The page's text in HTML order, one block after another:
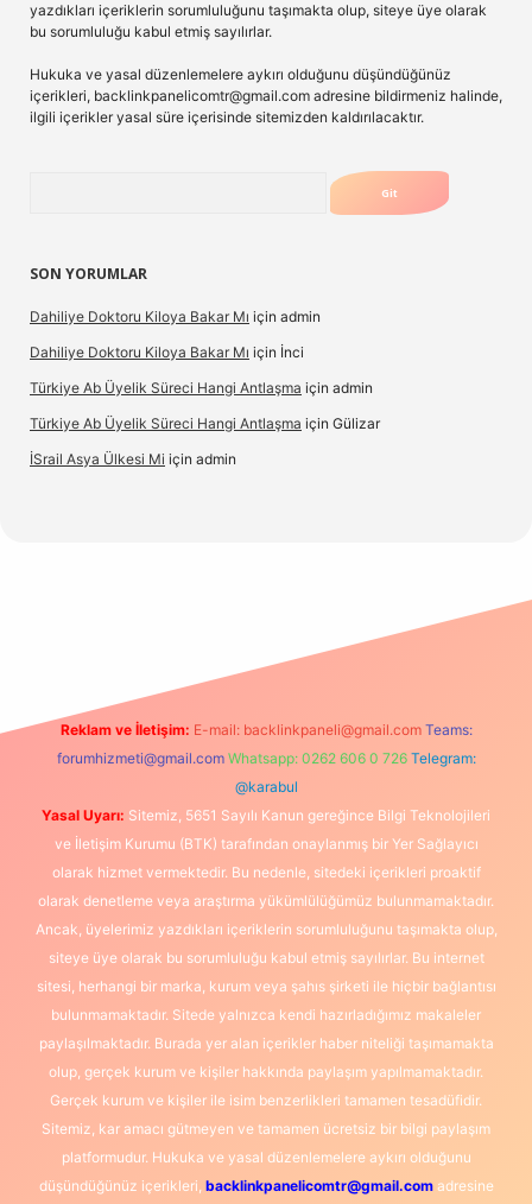
yazdıkları içeriklerin sorumluluğunu taşımakta olup, siteye üye olarak
bu sorumluluğu kabul etmiş sayılırlar.
Hukuka ve yasal düzenlemelere aykırı olduğunu düşündüğünüz
içerikleri, backlinkpanelicomtr@gmail.com adresine bildirmeniz halinde,
ilgili içerikler yasal süre içerisinde sitemizden kaldırılacaktır.
SON YORUMLAR
Dahiliye Doktoru Kiloya Bakar Mı için admin
Dahiliye Doktoru Kiloya Bakar Mı için İnci
Türkiye Ab Üyelik Süreci Hangi Antlaşma için admin
Türkiye Ab Üyelik Süreci Hangi Antlaşma için Gülizar
İSrail Asya Ülkesi Mi için admin
Reklam ve İletişim: E-mail: backlinkpaneli@gmail.com Teams:
forumhizmeti@gmail.com Whatsapp: 0262 606 0 726 Telegram:
@karabul
Yasal Uyarı: Sitemiz, 5651 Sayılı Kanun gereğince Bilgi Teknolojileri
ve İletişim Kurumu (BTK) tarafından onaylanmış bir Yer Sağlayıcı
olarak hizmet vermektedir. Bu nedenle, sitedeki içerikleri proaktif
olarak denetleme veya araştırma yükümlülüğümüz bulunmamaktadır.
Ancak, üyelerimiz yazdıkları içeriklerin sorumluluğunu taşımakta olup,
siteye üye olarak bu sorumluluğu kabul etmiş sayılırlar. Bu internet
sitesi, herhangi bir marka, kurum veya şahıs şirketi ile hiçbir bağlantısı
bulunmamaktadır. Sitede yalnızca kendi hazırladığımız makaleler
paylaşılmaktadır. Burada yer alan içerikler haber niteliği taşımamakta
olup, gerçek kurum ve kişiler hakkında paylaşım yapılmamaktadır.
Gerçek kurum ve kişiler ile isim benzerlikleri tamamen tesadüfidir.
Sitemiz, kar amacı gütmeyen ve tamamen ücretsiz bir bilgi paylaşım
platformudur. Hukuka ve yasal düzenlemelere aykırı olduğunu
düşündüğünüz içerikleri, backlinkpanelicomtr@gmail.comadresine